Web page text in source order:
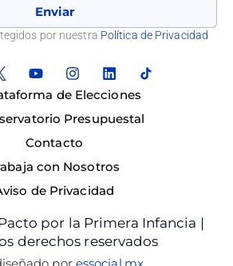
Enviar
por nuestra Política de Privacidad
de Elecciones
Presupuestal
Contacto
con Nosotros
de Privacidad
por la Primera Infancia |
derechos reservados